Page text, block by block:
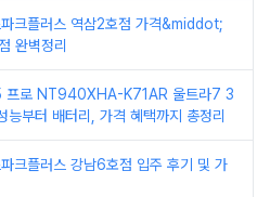
크플러스 역삼2호점 가격&middot;
완벽정리
프로 NT940XHA-K71AR 울트라7 3
부터 배터리, 가격 혜택까지 총정리
크플러스 강남6호점 입주 후기 및 가